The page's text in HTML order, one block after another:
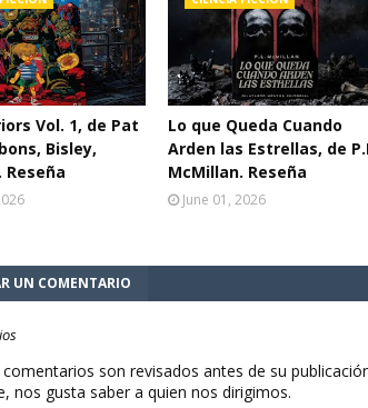
Vol. 1, de Pat
Bisley,
Reseña
Lo que Queda Cuando
Arden las Estrellas, de
McMillan. Reseña
June 01, 2026
UN COMENTARIO
son revisados antes de su
nos gusta saber a quien nos dirigimos.